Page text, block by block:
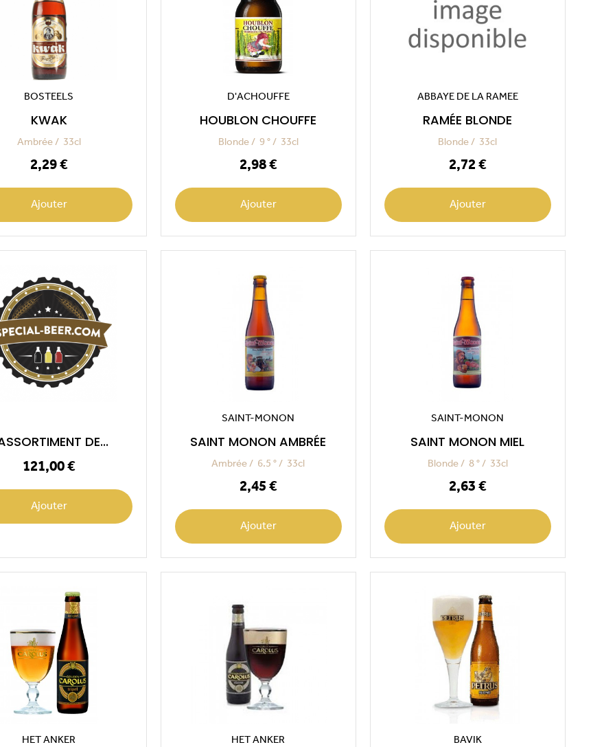
BOSTEELS
KWAK
Ambrée 33cl
2,29 €
Ajouter
D'ACHOUFFE
HOUBLON CHOUFFE
Blonde 9 ° 33cl
2,98 €
Ajouter
ABBAYE DE LA RAMEE
RAMÉE BLONDE
Blonde 33cl
2,72 €
Ajouter
DE...
121,00 €
Ajouter
SAINT-MONON
SAINT MONON AMBRÉE
Ambrée 6.5 ° 33cl
2,45 €
Ajouter
SAINT-MONON
SAINT MONON MIEL
Blonde 8 ° 33cl
2,63 €
Ajouter
HET ANKER HET ANKER BAVIK